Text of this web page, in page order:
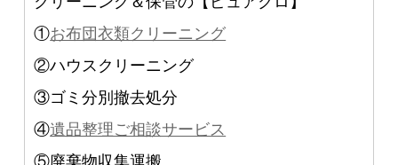
①お布団衣類クリーニング
②ハウスクリーニング
③ゴミ分別撤去処分
④遺品整理ご相談サービス